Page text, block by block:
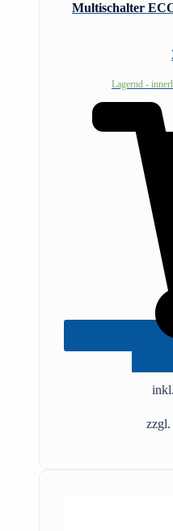
Multischalter
Lagernd -
zzgl.